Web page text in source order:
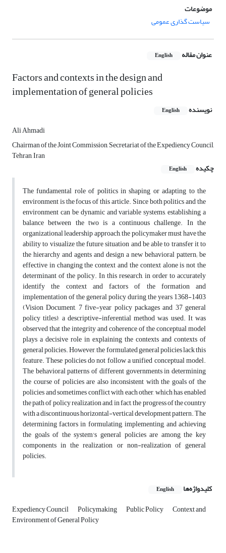
موضوعات
سیاست گذاری عمومی
عنوان مقاله English
Factors and contexts in the design and
implementation of general policies
نویسنده English
Ali Ahmadi
Chairman of the Joint Commission, Secretariat of the Expediency Council,
Tehran, Iran
چکیده
English
The fundamental role of politics in shaping or adapting to the
environment is the focus of this article. Since both politics and the
environment can be dynamic and variable systems, establishing a
balance between the two is a continuous challenge. In the
organizational leadership approach, the policymaker must have the
ability to visualize the future situation and be able to transfer it to
the hierarchy and agents and design a new behavioral pattern; be
effective in changing the context and the context alone is not the
determinant of the policy. In this research, in order to accurately
identify the context and factors of the formation and
implementation of the general policy during the years 1368-1403
(Vision Document, 7 five-year policy packages and 37 general
policy titles), a descriptive-inferential method was used. It was
observed that the integrity and coherence of the conceptual model
plays a decisive role in explaining the contexts and contexts of
general policies. However, the formulated general policies lack this
feature. These policies do not follow a unified conceptual model.
The behavioral patterns of different governments in determining
the course of policies are also inconsistent with the goals of the
policies and sometimes conflict with each other, which has enabled
the path of policy realization and, in fact, the progress of the country
with a discontinuous horizontal-vertical development pattern. The
determining factors in formulating, implementing, and achieving
the goals of the system's general policies are among the key
components in the realization or non-realization of general
policies.
کلیدواژه‌ها English
Expediency Council Policymaking Public Policy Context and
Environment of General Policy